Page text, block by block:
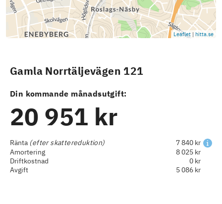
Leaflet | hitta.se
Gamla Norrtäljevägen 121
Din kommande månadsutgift:
20 951 kr
Ränta (efter skattereduktion)
7 840 kr
Amortering
8 025 kr
Driftkostnad
0 kr
Avgift
5 086 kr